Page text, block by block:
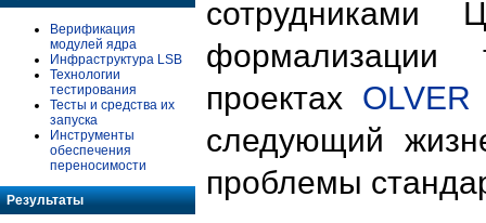
Верификация
модулей ядра
Инфраструктура LSB
Технологии
тестирования
Тесты и средства их
запуска
Инструменты
обеспечения
переносимости
Результаты
формализации
проектах OLVER
следующий
проблемы